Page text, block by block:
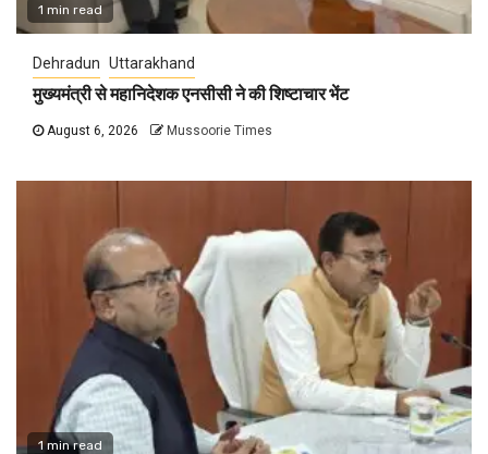
1 min read
Dehradun Uttarakhand
मुख्यमंत्री से महानिदेशक एनसीसी ने की शिष्टाचार भेंट
August 6, 2026 Mussoorie Times
1 min read